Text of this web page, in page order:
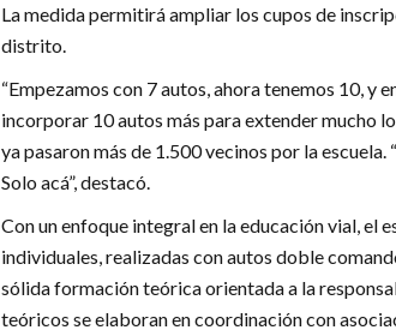
La medida permitirá ampliar los cupos de
distrito.
“Empezamos con 7 autos, ahora tenemos 10, y
incorporar 10 autos más para extender mucho
ya pasaron más de 1.500 vecinos por la escuela.
Solo acá”, destacó.
Con un enfoque integral en la educación vial, el
individuales, realizadas con autos doble
sólida formación teórica orientada a la
teóricos se elaboran en coordinación con